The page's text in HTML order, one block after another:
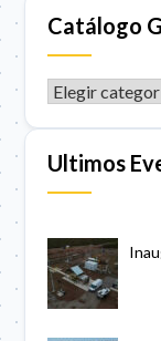
Catálogo
CATÁLOGO
Ultimos